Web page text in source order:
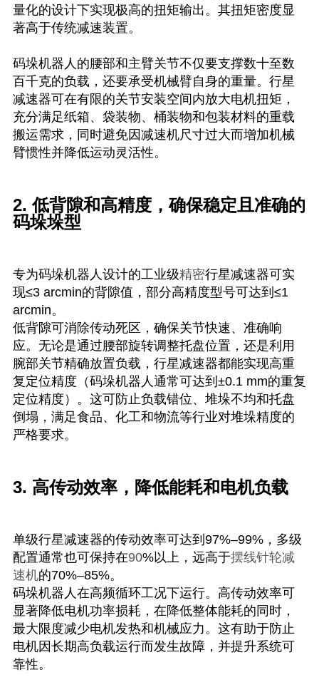
量化的设计下实现极高的扭矩输出。其扭矩密度显
著高于传统减速装置。
码垛机器人的腰部和主臂关节不仅要支撑数十至数
百千克的负载，还要承受机械臂自身的重量。行星
减速器可在有限的关节安装空间内放大电机扭矩，
充分满足纸箱、袋装物、桶装物和包装材料的重载
搬运需求，同时避免因减速机尺寸过大而增加机械
臂惯性并降低运动灵活性。
2. 低背隙和高精度，确保稳定且准确的
码垛垛型
专为码垛机器人设计的工业级精密行星减速器可实
现≤3 arcmin的背隙值，部分高精度型号可达到≤1
arcmin。
低背隙可消除传动死区，确保关节快速、准确响
应。无论是通过腰部旋转调整托盘位置，还是利用
腕部关节精确放置负载，行星减速器都能实现高重
复定位精度（码垛机器人通常可达到±0.1 mm的重复
定位精度）。这可防止负载错位、堆垛不均和托盘
倒塌，满足食品、化工和物流等行业对堆垛精度的
严格要求。
3. 高传动效率，降低能耗和电机负载
单级行星减速器的传动效率可达到97%–99%，多级
配置通常也可保持在90%以上，远高于摆线针轮减
速机的70%–85%。
码垛机器人在高频循环工况下运行。高传动效率可
显著降低电机功率损耗，在降低整体能耗的同时，
最大限度减少电机发热和机械应力。这有助于防止
电机因长期高负载运行而发生故障，并提升系统可
靠性。